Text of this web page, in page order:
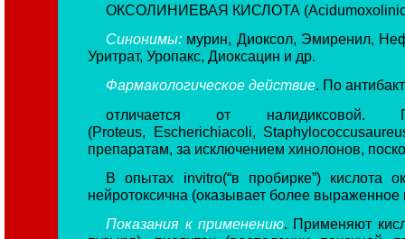
ОКСОЛИНИЕВАЯ КИСЛОТА
Синонимы: мурин, Диоксол, Эмиренил,
Уритрат, Уропакс, Диоксацин и др.
Фармакологическое действие. По
отличается от налидиксовой.
(Proteus, Escherichiacoli,
препаратам, за исключением хинолонов,
В опытах invitro(“в пробирке”) кислота
нейротоксична (оказывает более
Показания к применению. Применяют